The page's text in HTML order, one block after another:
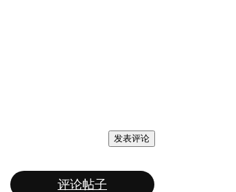
发表评论
评论帖子